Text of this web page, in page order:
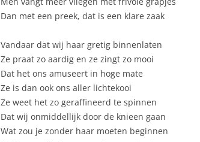
Dan met een preek, dat is een klare zaak
Vandaar dat wij haar gretig binnenlaten
Ze praat zo aardig en ze zingt zo mooi
Dat het ons amuseert in hoge mate
Ze is dan ook ons aller lichtekooi
Ze weet het zo geraffineerd te spinnen
Dat wij onmiddellijk door de knieen gaan
Wat zou je zonder haar moeten beginnen